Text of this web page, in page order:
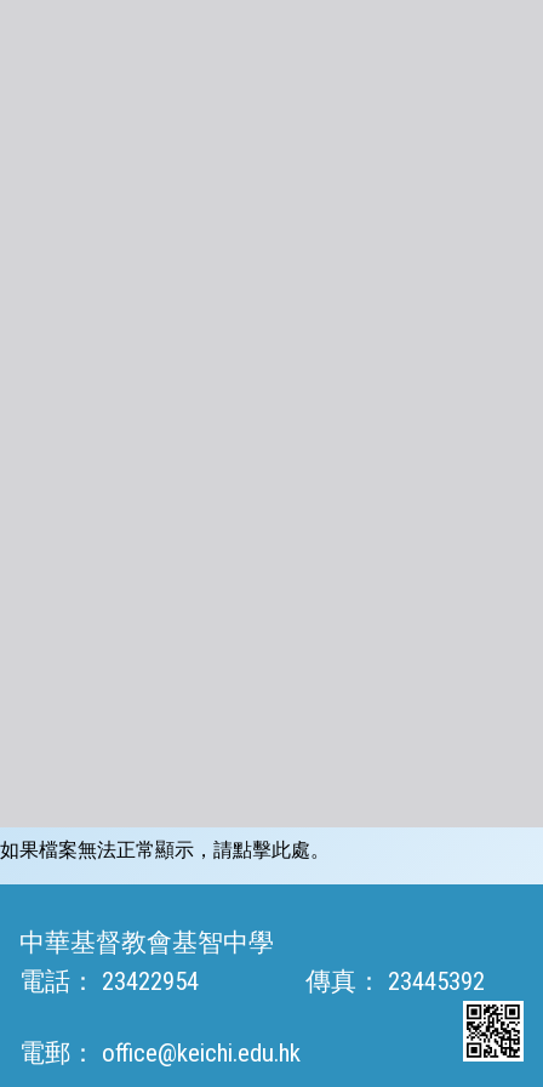
如果檔案無法正常顯示，請點擊此處。
中華基督教會基智中學
電話：
23422954 傳真： 23445392
電郵： office@keichi.edu.hk